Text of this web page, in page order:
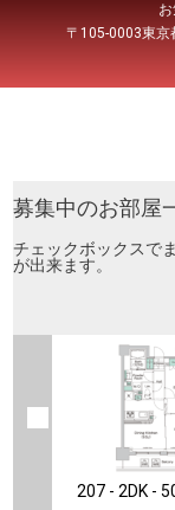
〒105-0003東
募集中のお部屋
チェックボックスで
が出来ます。
207 - 2DK -